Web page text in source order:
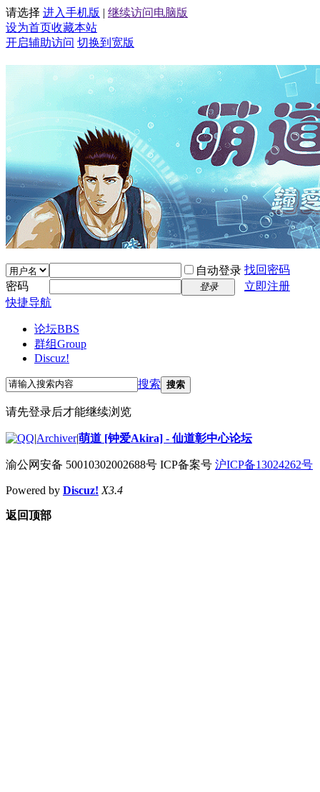
请选择 进入手机版 | 继续访问电脑版
设为首页收藏本站
开启辅助访问 切换到宽版
自动登录 找回密码
密码
登录
立即注册
快捷导航
论坛BBS
群组Group
Discuz!
搜索 搜索
请先登录后才能继续浏览
|Archiver|萌道 [钟爱Akira] - 仙道彰中心论坛
渝公网安备 50010302002688号 ICP备案号 沪ICP备13024262号
Powered by Discuz! X3.4
返回顶部